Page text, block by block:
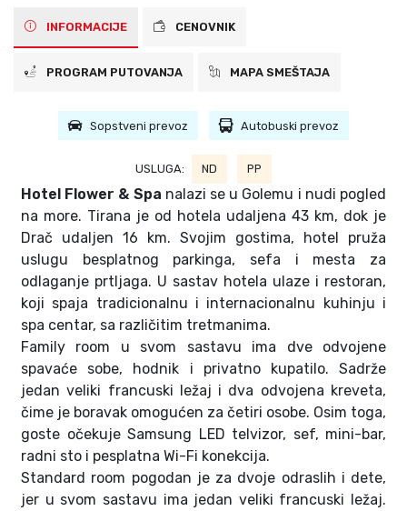
INFORMACIJE CENOVNIK
PROGRAM PUTOVANJA MAPA SMEŠTAJA
Sopstveni prevoz Autobuski prevoz
USLUGA: ND PP
Hotel Flower & Spa nalazi se u Golemu i nudi pogled
na more. Tirana je od hotela udaljena 43 km, dok je
Drač udaljen 16 km. Svojim gostima, hotel pruža
uslugu besplatnog parkinga, sefa i mesta za
odlaganje prtljaga. U sastav hotela ulaze i restoran,
koji spaja tradicionalnu i internacionalnu kuhinju i
spa centar, sa različitim tretmanima.
Family room u svom sastavu ima dve odvojene
spavaće sobe, hodnik i privatno kupatilo. Sadrže
jedan veliki francuski ležaj i dva odvojena kreveta,
čime je boravak omogućen za četiri osobe. Osim toga,
goste očekuje Samsung LED telvizor, sef, mini-bar,
radni sto i pesplatna Wi-Fi konekcija.
Standard room pogodan je za dvoje odraslih i dete,
jer u svom sastavu ima jedan veliki francuski ležaj.